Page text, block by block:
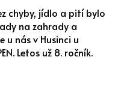
chyby, jídlo a pití bylo
na zahrady a
nás v Husinci u
Letos už 8. ročník.